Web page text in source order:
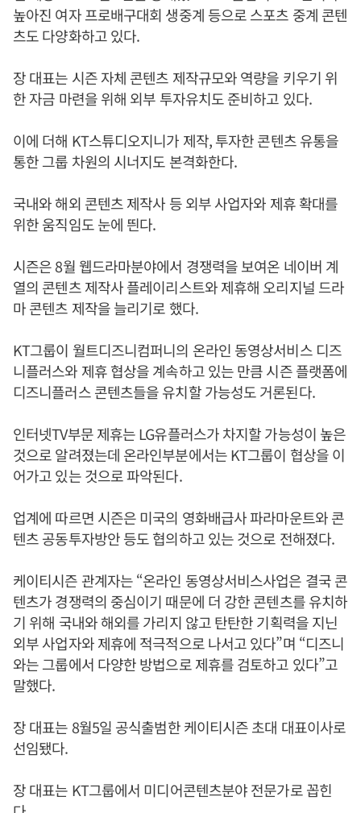
높아진 여자 프로배구대회 생중계 등으로 스포츠 중계 콘텐
츠도 다양화하고 있다.
장 대표는 시즌 자체 콘텐츠 제작규모와 역량을 키우기 위
한 자금 마련을 위해 외부 투자유치도 준비하고 있다.
이에 더해 KT스튜디오지니가 제작, 투자한 콘텐츠 유통을
통한 그룹 차원의 시너지도 본격화한다.
국내와 해외 콘텐츠 제작사 등 외부 사업자와 제휴 확대를
위한 움직임도 눈에 띈다.
시즌은 8월 웹드라마분야에서 경쟁력을 보여온 네이버 계
열의 콘텐츠 제작사 플레이리스트와 제휴해 오리지널 드라
마 콘텐츠 제작을 늘리기로 했다.
KT그룹이 월트디즈니컴퍼니의 온라인 동영상서비스 디즈
니플러스와 제휴 협상을 계속하고 있는 만큼 시즌 플랫폼에
디즈니플러스 콘텐츠들을 유치할 가능성도 거론된다.
인터넷TV부문 제휴는 LG유플러스가 차지할 가능성이 높은
것으로 알려졌는데 온라인부분에서는 KT그룹이 협상을 이
어가고 있는 것으로 파악된다.
업계에 따르면 시즌은 미국의 영화배급사 파라마운트와 콘
텐츠 공동투자방안 등도 협의하고 있는 것으로 전해졌다.
케이티시즌 관계자는 “온라인 동영상서비스사업은 결국 콘
텐츠가 경쟁력의 중심이기 때문에 더 강한 콘텐츠를 유치하
기 위해 국내와 해외를 가리지 않고 탄탄한 기획력을 지닌
외부 사업자와 제휴에 적극적으로 나서고 있다”며 “디즈니
와는 그룹에서 다양한 방법으로 제휴를 검토하고 있다”고
말했다.
장 대표는 8월5일 공식출범한 케이티시즌 초대 대표이사로
선임됐다.
장 대표는 KT그룹에서 미디어콘텐츠분야 전문가로 꼽힌